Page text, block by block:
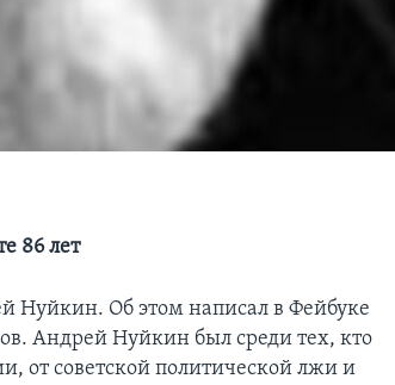
86 лет
Нуйкин. Об этом написал в Фейбуке
Андрей Нуйкин был среди тех, кто
от советской политической лжи и